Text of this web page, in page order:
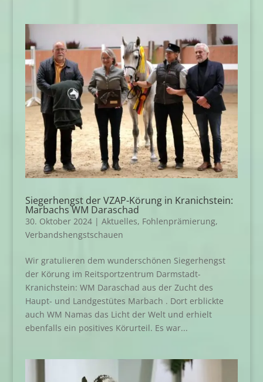
Siegerhengst der VZAP-Körung in Kranichstein:
Marbachs WM Daraschad
30. Oktober 2024| Aktuelles, Fohlenprämierung,
Verbandshengstschauen
Wir gratulieren dem wunderschönen Siegerhengst
der Körung im Reitsportzentrum Darmstadt-
Kranichstein: WM Daraschad aus der Zucht des
Haupt- und Landgestütes Marbach . Dort erblickte
auch WM Namas das Licht der Welt und erhielt
ebenfalls ein positives Körurteil. Es war...